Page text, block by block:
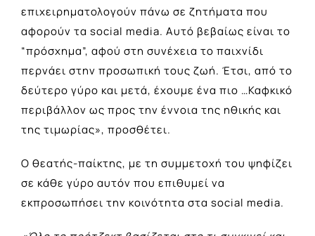
επιχειρηματολογούν πάνω σε ζητήματα που
αφορούν τα social media. Αυτό βεβαίως είναι το
“πρόσχημα”, αφού στη συνέχεια το παιχνίδι
περνάει στην προσωπική τους ζωή. Έτσι, από το
δεύτερο γύρο και μετά, έχουμε ένα πιο …Καφκικό
περιβάλλον ως προς την έννοια της ηθικής και
της τιμωρίας», προσθέτει.
Ο θεατής-παίκτης, με τη συμμετοχή του ψηφίζει
σε κάθε γύρο αυτόν που επιθυμεί να
εκπροσωπήσει την κοινότητα στα social media.